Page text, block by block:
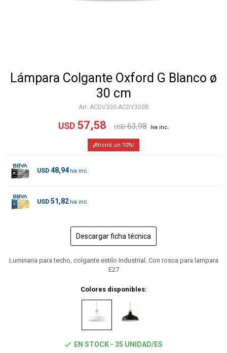
Lámpara Colgante Oxford G Blanco ø
30 cm
ACDV300-ACDV300B
USD 57,58 USD 63,98
10
USD 48,94
USD 51,82
Descargar ficha técnica
Luminaria para techo, colgante estilo Industrial. Con rosca para lampara
E27
Colores disponibles:
EN STOCK - 35 UNIDAD/ES